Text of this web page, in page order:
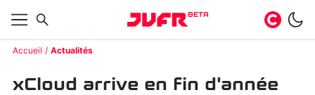
BETA
Accueil Actualités
xCloud arrive en fin d'année